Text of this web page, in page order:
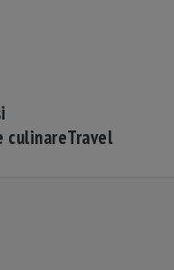
culinareTravel